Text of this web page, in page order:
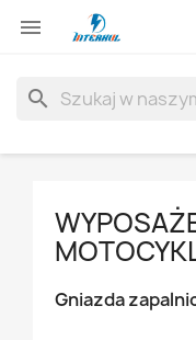

search
Gniazda